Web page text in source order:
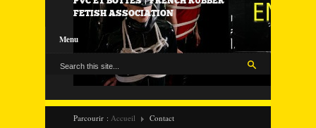
FETISH ASSOCIATION
Menu
Parcourir : Accueil Contact